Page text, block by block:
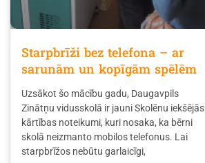
Starpbrīži bez telefona – ar
sarunām un kopīgām spēlēm
Uzsākot šo mācību gadu, Daugavpils
Zinātņu vidusskolā ir jauni Skolēnu iekšējās
kārtības noteikumi, kuri nosaka, ka bērni
skolā neizmanto mobilos telefonus. Lai
starpbrīžos nebūtu garlaicīgi,